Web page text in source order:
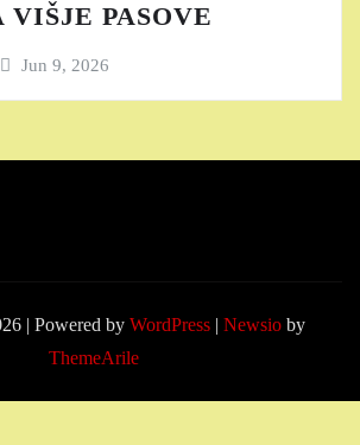
PASOVE
Jun 9, 2026
| Powered by WordPress | Newsioby
ThemeArile